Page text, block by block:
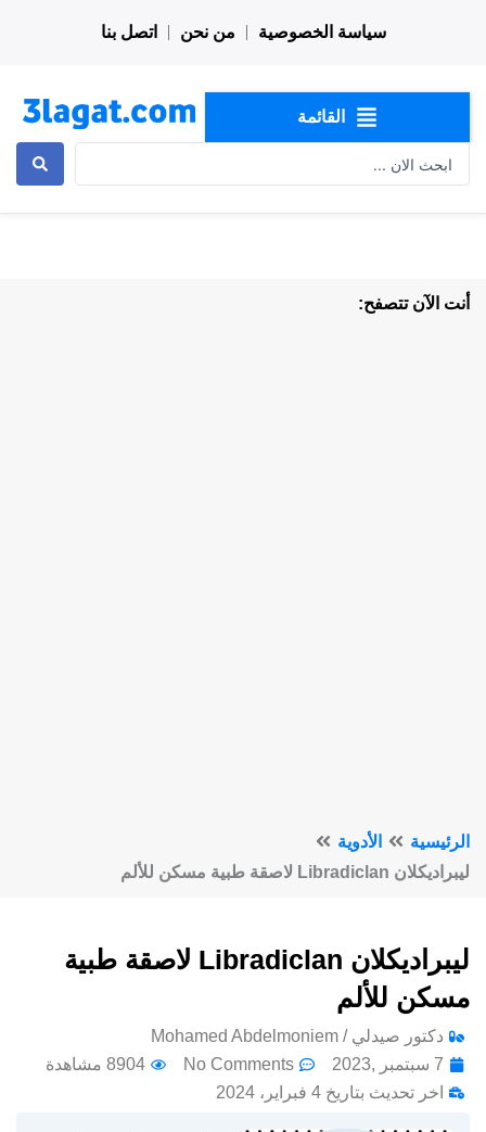
سياسة الخصوصية من نحن اتصل بنا
القائمة
أنت الآن تتصفح:
الرئيسية
الأدوية
ليبراديكلان Libradiclan لاصقة طبية مسكن للألم
ليبراديكلان Libradiclan لاصقة طبية
مسكن للألم
دكتور صيدلي / Mohamed Abdelmoniem
7 سبتمبر ,2023
No Comments
8904 مشاهدة
اخر تحديث بتاريخ 4 فبراير، 2024